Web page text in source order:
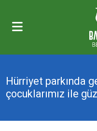
Hürriyet parkında
çocuklarımız ile